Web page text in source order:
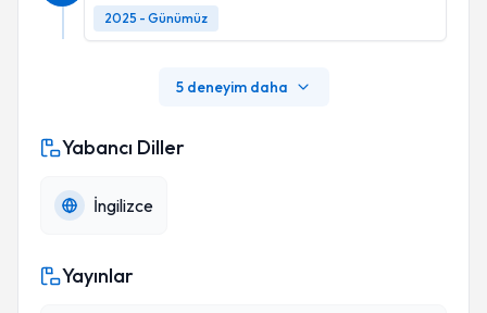
2025 - Günümüz
5 deneyim daha
Yabancı Diller
İngilizce
Yayınlar